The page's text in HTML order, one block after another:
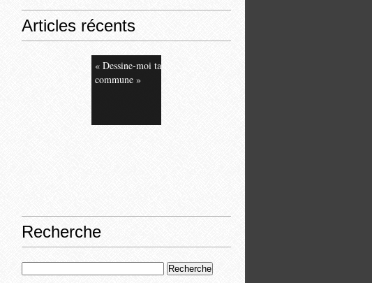
Articles récents
« Dessine-moi ta
commune »
Recherche